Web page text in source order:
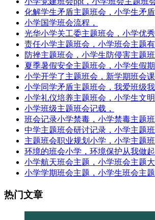
化解学生矛盾主题班会，小学生矛
小学国学班会流程，
光华小学关工委主题班会，小学优
责任小学主题班会，小学班会主题
防挫主题班会，小学生防侵害主题
夏季暑假安全主题班会，小学生假
小学开学了主题班会，新学期班会
小学同学矛盾主题班会，我爱班级
小学礼仪培养主题班会，小学生文
小学班级主题班会记载，
班会记录小学禁毒，小学禁毒主题
中学主题班会研讨记录，小学主题
主题班会职业规划小学，小学主题
环境的班会小学，环境保护从我做
小学航天班会主题，小学班会主题
小学学期班会主题，小学生班会主题
热门文章